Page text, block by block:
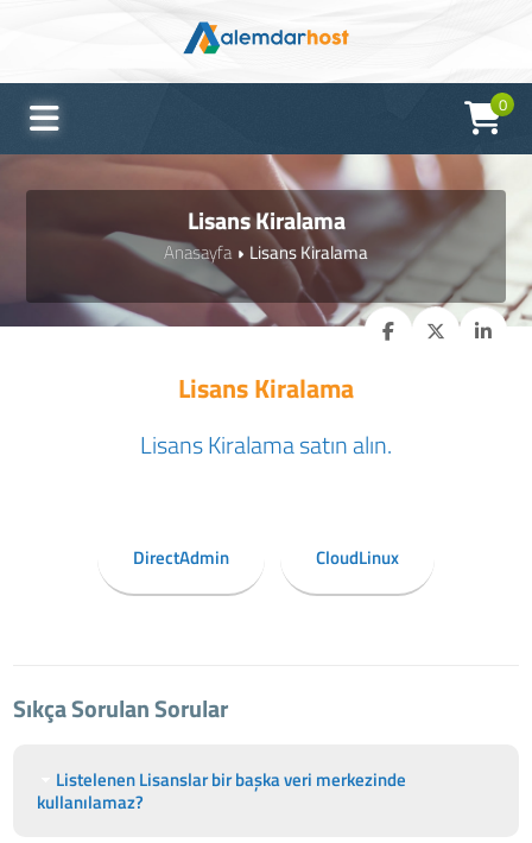
0
Lisans Kiralama
Anasayfa Lisans Kiralama
Lisans Kiralama
Lisans Kiralama satın alın.
DirectAdmin CloudLinux
Sıkça Sorulan Sorular
Listelenen Lisanslar bir başka veri merkezinde
kullanılamaz?